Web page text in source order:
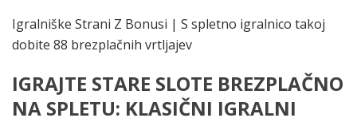
Igralniške Strani Z Bonusi | S spletno igralnico takoj
dobite 88 brezplačnih vrtljajev
IGRAJTE STARE SLOTE BREZPLAČNO
NA SPLETU: KLASIČNI IGRALNI